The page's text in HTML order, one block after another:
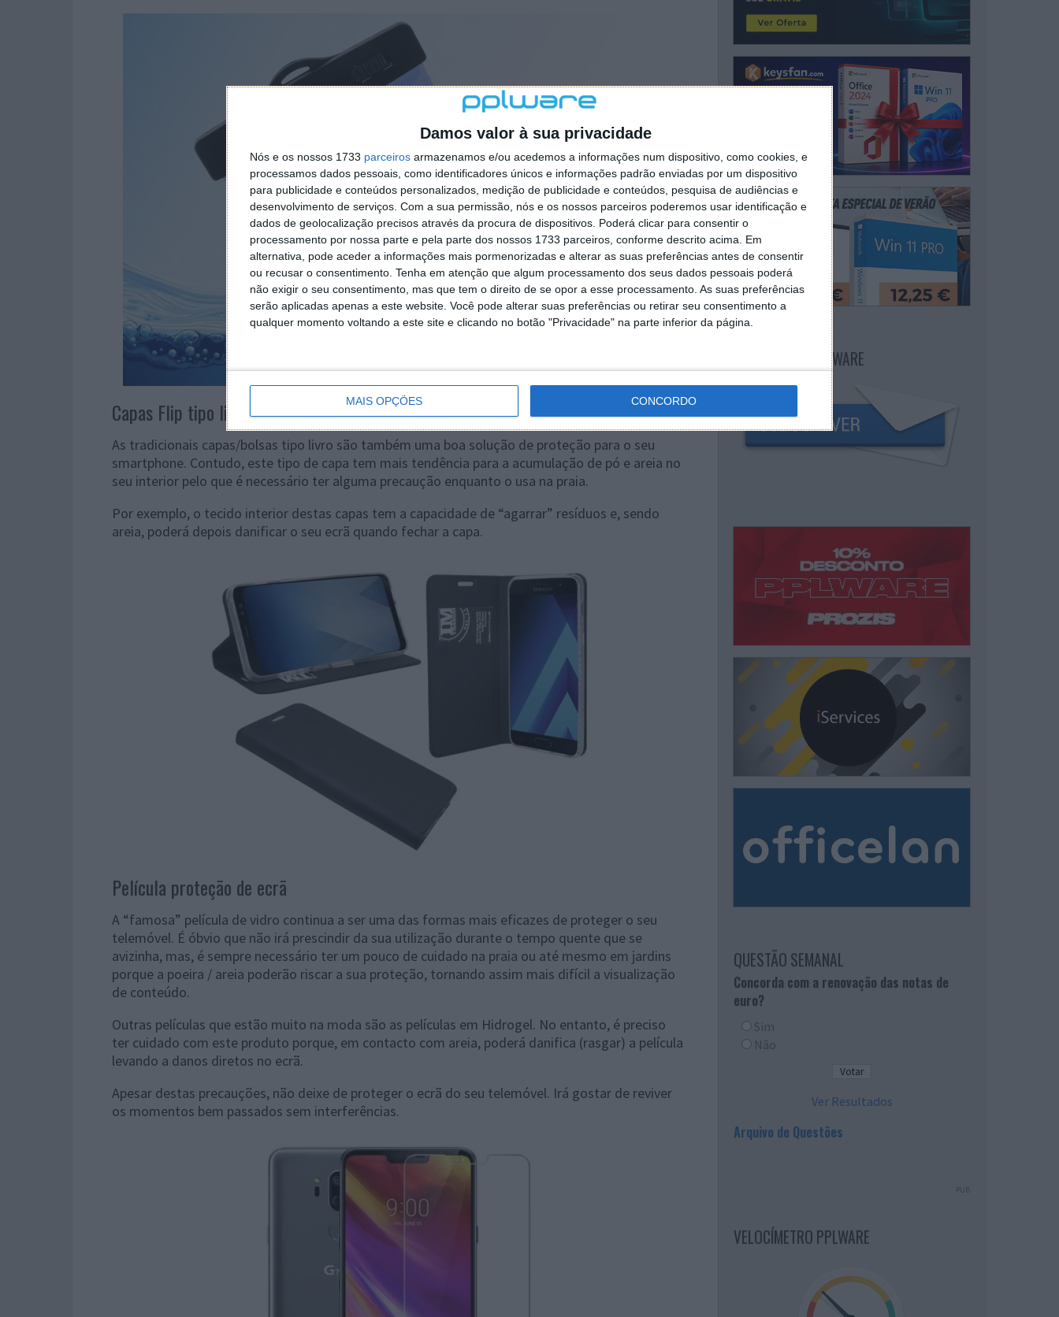
Damos valor à sua privacidade
Nós e os nossos 1733 parceiros armazenamos e/ou acedemos a informações num dispositivo, como cookies, e
processamos dados pessoais, como identificadores únicos e informações padrão enviadas por um dispositivo
para publicidade e conteúdos personalizados, medição de publicidade e conteúdos, pesquisa de audiências e
desenvolvimento de serviços. Com a sua permissão, nós e os nossos parceiros poderemos usar identificação e
dados de geolocalização precisos através da procura de dispositivos. Poderá clicar para consentir o
processamento por nossa parte e pela parte dos nossos 1733 parceiros, conforme descrito acima. Em
alternativa, pode aceder a informações mais pormenorizadas e alterar as suas preferências antes de consentir
ou recusar o consentimento. Tenha em atenção que algum processamento dos seus dados pessoais poderá
não exigir o seu consentimento, mas que tem o direito de se opor a esse processamento. As suas preferências
serão aplicadas apenas a este website. Você pode alterar suas preferências ou retirar seu consentimento a
qualquer momento voltando a este site e clicando no botão "Privacidade" na parte inferior da página.
MAIS OPÇÕES CONCORDO
Capas Flip tipo livro
As tradicionais capas/bolsas tipo livro são também uma boa solução de proteção para o seu
smartphone. Contudo, este tipo de capa tem mais tendência para a acumulação de pó e areia no
seu interior pelo que é necessário ter alguma precaução enquanto o usa na praia.
Por exemplo, o tecido interior destas capas tem a capacidade de “agarrar” resíduos e, sendo
areia, poderá depois danificar o seu ecrã quando fechar a capa.
Película proteção de ecrã
A “famosa” película de vidro continua a ser uma das formas mais eficazes de proteger o seu
telemóvel. É óbvio que não irá prescindir da sua utilização durante o tempo quente que se
avizinha, mas, é sempre necessário ter um pouco de cuidado na praia ou até mesmo em jardins
porque a poeira / areia poderão riscar a sua proteção, tornando assim mais difícil a visualização
de conteúdo.
Outras películas que estão muito na moda são as películas em Hidrogel. No entanto, é preciso
ter cuidado com este produto porque, em contacto com areia, poderá danifica (rasgar) a película
levando a danos diretos no ecrã.
Apesar destas precauções, não deixe de proteger o ecrã do seu telemóvel. Irá gostar de reviver
os momentos bem passados sem interferências.
NEWSLETTER PPLWARE
QUESTÃO SEMANAL
Concorda com a renovação das notas de
euro?
Sim
Não
Ver Resultados
Arquivo de Questões
PUB
VELOCÍMETRO PPLWARE